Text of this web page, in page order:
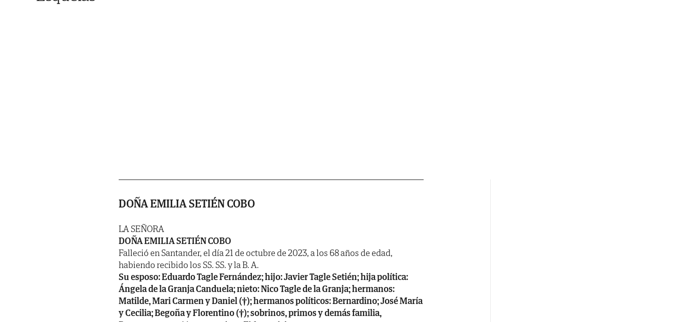
DOÑA EMILIA SETIÉN COBO
LA SEÑORA
DOÑA EMILIA SETIÉN COBO
Falleció en Santander, el día 21 de octubre de 2023, a los 68 años de edad,
habiendo recibido los SS. SS. y la B. A.
Su esposo: Eduardo Tagle Fernández; hijo: Javier Tagle Setién; hija política:
Ángela de la Granja Canduela; nieto: Nico Tagle de la Granja; hermanos:
Matilde, Mari Carmen y Daniel (†); hermanos políticos: Bernardino; José María
y Cecilia; Begoña y Florentino (†); sobrinos, primos y demás familia,